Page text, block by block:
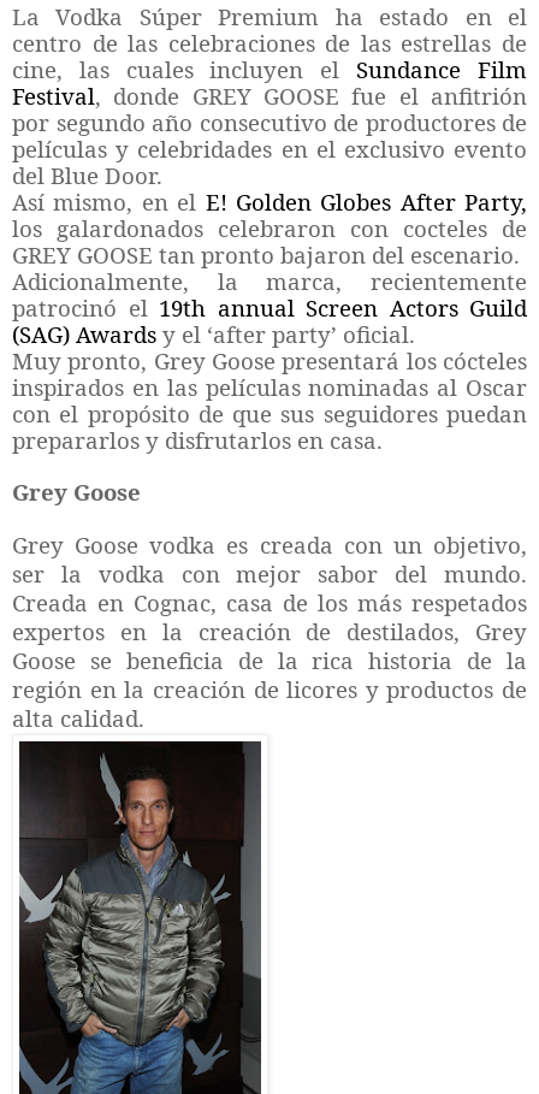
La Vodka Súper Premium ha estado en el
centro de las celebraciones de las estrellas de
cine, las cuales incluyen el Sundance Film
Festival, donde GREY GOOSE fue el anfitrión
por segundo año consecutivo de productores de
películas y celebridades en el exclusivo evento
del Blue Door.
Así mismo, en el E! Golden Globes After Party,
los galardonados celebraron con cocteles de
GREY GOOSE tan pronto bajaron del escenario.
Adicionalmente, la marca, recientemente
patrocinó el 19th annual Screen Actors Guild
(SAG) Awards y el ‘after party’ oficial.
Muy pronto, Grey Goose presentará los cócteles
inspirados en las películas nominadas al Oscar
con el propósito de que sus seguidores puedan
prepararlos y disfrutarlos en casa.
Grey Goose
Grey Goose vodka es creada con un objetivo,
ser la vodka con mejor sabor del mundo.
Creada en Cognac, casa de los más respetados
expertos en la creación de destilados, Grey
Goose se beneficia de la rica historia de la
región en la creación de licores y productos de
alta calidad.